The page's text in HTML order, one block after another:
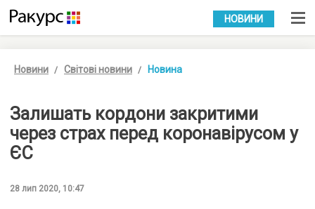
УКР РУС
НОВИНИ
Новини Світові новини Новина
Залишать кордони закритими
через страх перед коронавірусом у
ЄС
28 лип 2020, 10:47